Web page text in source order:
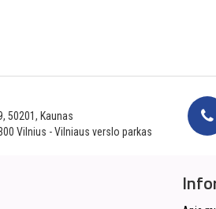
50201, Kaunas
Vilnius - Vilniaus verslo parkas